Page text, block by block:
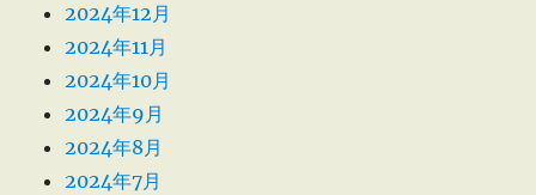
2024年12月
2024年11月
2024年10月
2024年9月
2024年8月
2024年7月